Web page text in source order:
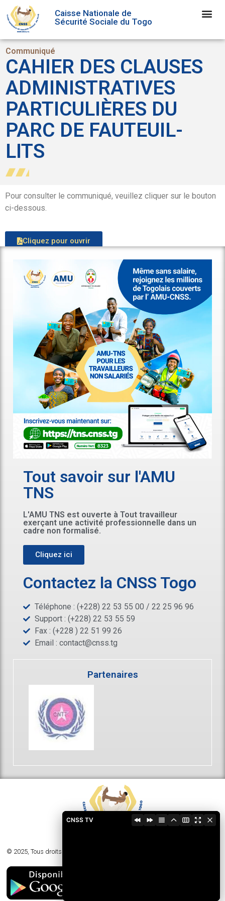
Caisse Nationale de
Sécurité Sociale du Togo
Communiqué
CAHIER DES CLAUSES
ADMINISTRATIVES
PARTICULIÈRES DU
PARC DE FAUTEUIL-
LITS
Pour consulter le communiqué, veuillez cliquer sur le bouton
ci-dessous.
Cliquez pour ouvrir
Tout savoir sur l'AMU
TNS
L'AMU TNS est ouverte à Tout travailleur
exerçant une activité professionnelle dans un
cadre non formalisé.
Cliquez ici
Contactez la CNSS Togo
Téléphone : (+228) 22 53 55 00 / 22 25 96 96
Support : (+228) 22 53 55 59
Fax : (+228 ) 22 51 99 26
Email : contact@cnss.tg
Partenaires
© 2025, Tous droits réservés - Caisse Nationale de Sécurité Sociale du Togo
CNSS TV